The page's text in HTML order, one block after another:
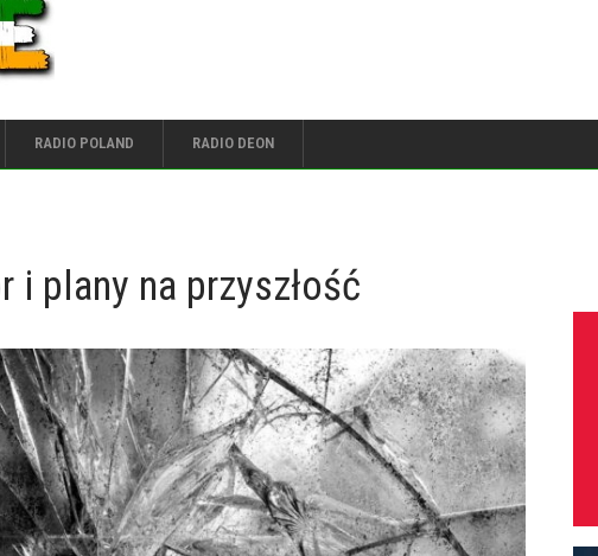
RADIO POLAND RADIO DEON
i plany na przyszłość